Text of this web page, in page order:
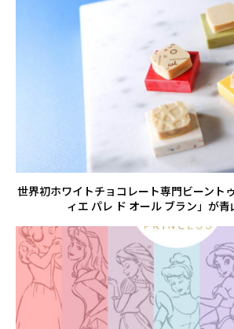
世界初ホワイトチョコレート専門ビーント
ィエ パレ ド オール ブラン」が青